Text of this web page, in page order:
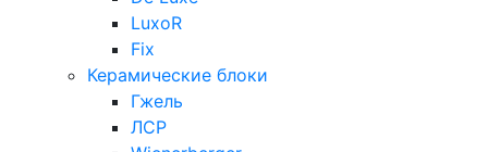
LuxoR
Fix
Керамические блоки
Гжель
ЛСР